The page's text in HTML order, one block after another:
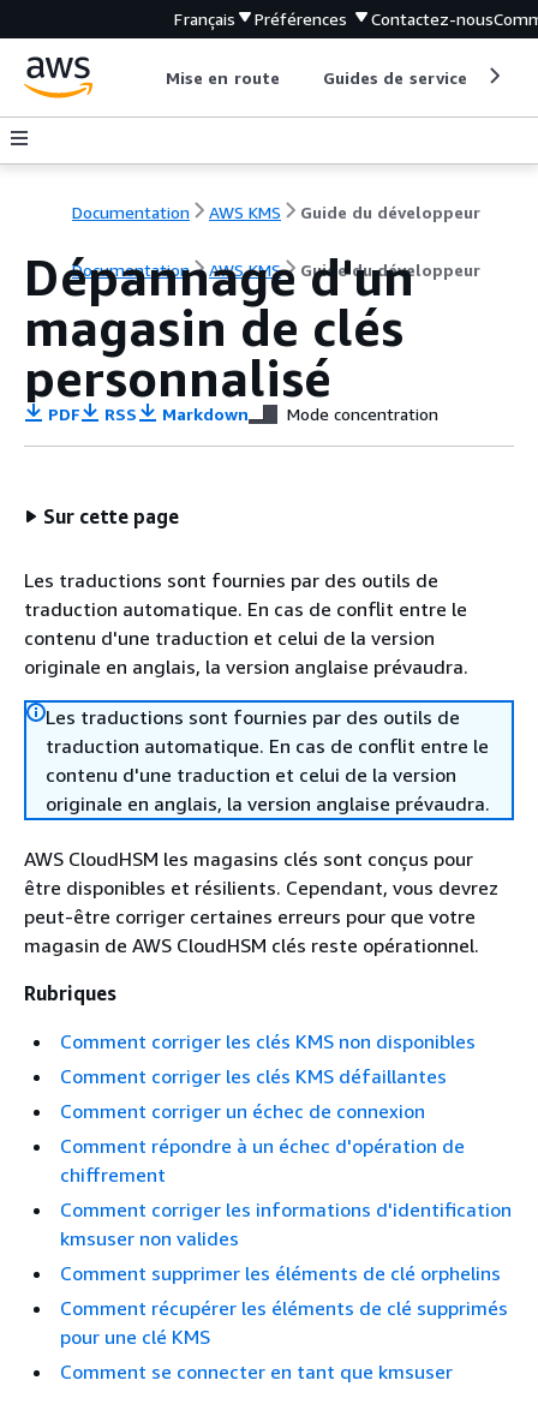
Français Préférences Contactez-nous
Mise en route Guides de service
Documentation AWS KMS Guide du développeur
Documentation AWS KMS Guide du développeur
Dépannage d'un
magasin de clés
personnalisé
PDF RSS Markdown Mode concentration
Sur cette page
Les traductions sont fournies par des outils de
traduction automatique. En cas de conflit entre le
contenu d'une traduction et celui de la version
originale en anglais, la version anglaise prévaudra.
Les traductions sont fournies par des outils de
traduction automatique. En cas de conflit entre le
contenu d'une traduction et celui de la version
originale en anglais, la version anglaise prévaudra.
AWS CloudHSM les magasins clés sont conçus pour
être disponibles et résilients. Cependant, vous devrez
peut-être corriger certaines erreurs pour que votre
magasin de AWS CloudHSM clés reste opérationnel.
Rubriques
Comment corriger les clés KMS non disponibles
Comment corriger les clés KMS défaillantes
Comment corriger un échec de connexion
Comment répondre à un échec d'opération de
chiffrement
Comment corriger les informations d'identification
kmsuser non valides
Comment supprimer les éléments de clé orphelins
Comment récupérer les éléments de clé supprimés
pour une clé KMS
Comment se connecter en tant que kmsuser